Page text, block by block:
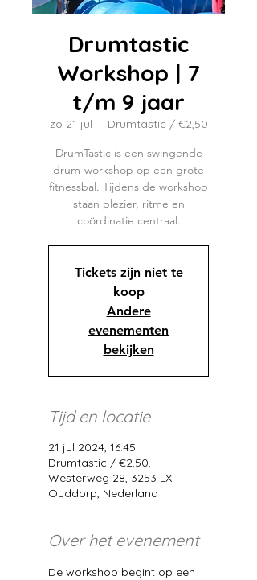
Drumtastic
Workshop | 7
t/m 9 jaar
zo 21 jul
  |
Drumtastic / €2,50
DrumTastic is een swingende
drum-workshop op een grote
fitnessbal. Tijdens de workshop
staan plezier, ritme en
coördinatie centraal.
Tickets zijn niet te
koop
Andere
evenementen
bekijken
Tijd en locatie
21 jul 2024, 16:45
Drumtastic / €2,50,
Westerweg 28, 3253 LX
Ouddorp, Nederland
Over het evenement
De workshop begint op een